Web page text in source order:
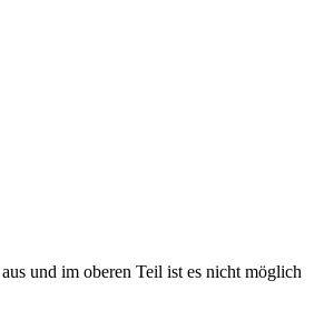
und im oberen Teil ist es nicht möglich